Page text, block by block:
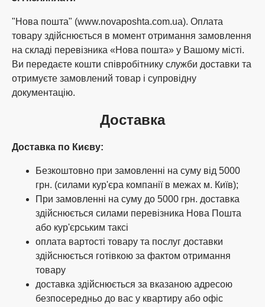
"Нова пошта" (www.novaposhta.com.ua). Оплата
товару здійснюється в момент отримання замовлення
на складі перевізника «Нова пошта» у Вашому місті.
Ви передаєте кошти співробітнику служби доставки та
отримуєте замовлений товар і супровідну
документацію.
Доставка
Доставка по Києву:
Безкоштовно при замовленні на суму від 5000
грн. (силами кур'єра компанії в межах м. Київ);
При замовленні на суму до 5000 грн. доставка
здійснюється силами перевізника Нова Пошта
або кур'єрським таксі
оплата вартості товару та послуг доставки
здійснюється готівкою за фактом отримання
товару
доставка здійснюється за вказаною адресою
безпосередньо до вас у квартиру або офіс